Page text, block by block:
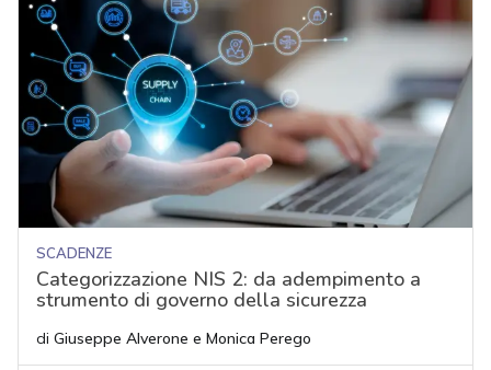
SCADENZE
Categorizzazione NIS 2: da adempimento a
strumento di governo della sicurezza
di Giuseppe Alverone e Monica Perego